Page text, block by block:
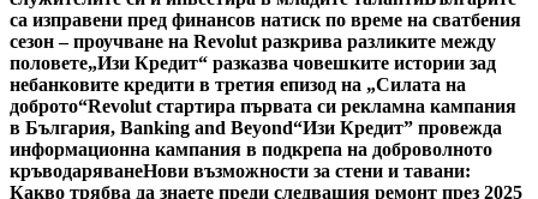
са изправени пред финансов натиск по време на сватбения
сезон – проучване на Revolut разкрива разликите между
половете„Изи Кредит“ разказва човешките истории зад
небанковите кредити в третия епизод на „Силата на
доброто“Revolut стартира първата си рекламна кампания
в България, Banking and Beyond“Изи Кредит” провежда
информационна кампания в подкрепа на доброволното
кръводаряванеНови възможности за стени и тавани:
Какво трябва да знаете преди следващия ремонт през 2025